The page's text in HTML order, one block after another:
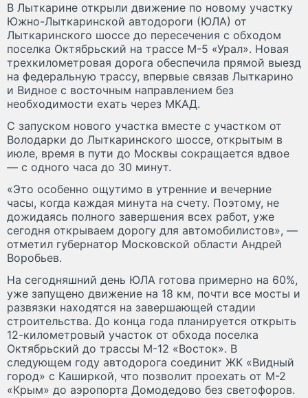
В Лыткарине открыли движение по новому участку
Южно-Лыткаринской автодороги (ЮЛА) от
Лыткаринского шоссе до пересечения с обходом
поселка Октябрьский на трассе М-5 «Урал». Новая
трехкилометровая дорога обеспечила прямой выезд
на федеральную трассу, впервые связав Лыткарино
и Видное с восточным направлением без
необходимости ехать через МКАД.
С запуском нового участка вместе с участком от
Володарки до Лыткаринского шоссе, открытым в
июле, время в пути до Москвы сокращается вдвое
— с одного часа до 30 минут.
«Это особенно ощутимо в утренние и вечерние
часы, когда каждая минута на счету. Поэтому, не
дожидаясь полного завершения всех работ, уже
сегодня открываем дорогу для автомобилистов», —
отметил губернатор Московской области Андрей
Воробьев.
На сегодняшний день ЮЛА готова примерно на 60%,
уже запущено движение на 18 км, почти все мосты и
развязки находятся на завершающей стадии
строительства. До конца года планируется открыть
12-километровый участок от обхода поселка
Октябрьский до трассы М-12 «Восток». В
следующем году автодорога соединит ЖК «Видный
город» с Каширкой, что позволит проехать от М-2
«Крым» до аэропорта Домодедово без светофоров.